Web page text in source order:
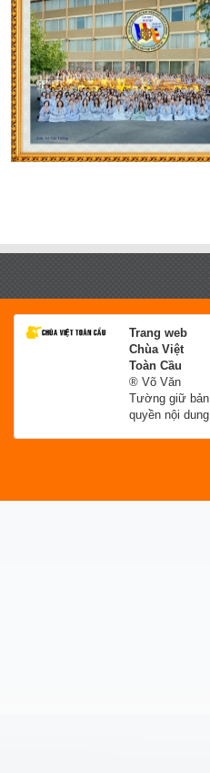
Trang web
Chùa Việt
Toàn Cầu
® Võ Văn
Tường giữ bản
quyền nội dung